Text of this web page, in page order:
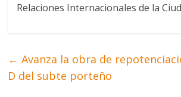
Relaciones Internacionales de la
← Avanza la obra de
D del subte porteño